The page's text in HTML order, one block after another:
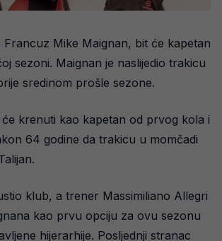
Francuz Mike Maignan, bit će kapetan
sezoni. Maignan je naslijedio trakicu
sredinom prošle sezone.
krenuti kao kapetan od prvog kola i
64 godine da trakicu u momčadi
klub, a trener Massimiliano Allegri
kao prvu opciju za ovu sezonu
hijerarhije. Posljednji stranac